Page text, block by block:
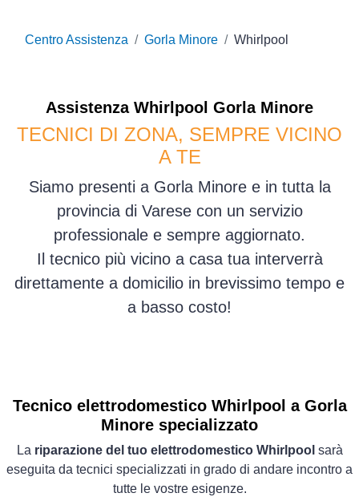
Centro Assistenza Gorla Minore Whirlpool
Assistenza Whirlpool Gorla Minore
TECNICI DI ZONA, SEMPRE VICINO
A TE
Siamo presenti a Gorla Minore e in tutta la
provincia di Varese con un servizio
professionale e sempre aggiornato.
Il tecnico più vicino a casa tua interverrà
direttamente a domicilio in brevissimo tempo e
a basso costo!
Tecnico elettrodomestico Whirlpool a Gorla
Minore specializzato
La riparazione del tuo elettrodomestico Whirlpool sarà
eseguita da tecnici specializzati in grado di andare incontro a
tutte le vostre esigenze.